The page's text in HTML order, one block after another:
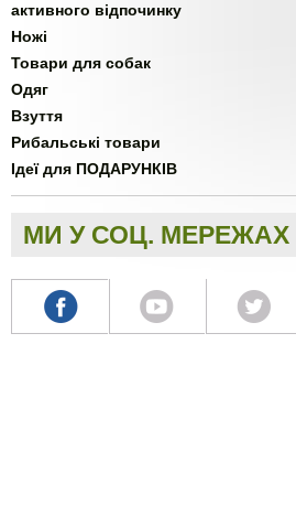
активного відпочинку
Ножі
Товари для собак
Одяг
Взуття
Рибальські товари
Ідеї для ПОДАРУНКІВ
МИ У СОЦ. МЕРЕЖАХ